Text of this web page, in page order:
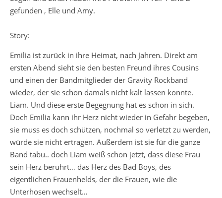
gefunden , Elle und Amy.
Story:
Emilia ist zurück in ihre Heimat, nach Jahren. Direkt am
ersten Abend sieht sie den besten Freund ihres Cousins
und einen der Bandmitglieder der Gravity Rockband
wieder, der sie schon damals nicht kalt lassen konnte.
Liam. Und diese erste Begegnung hat es schon in sich.
Doch Emilia kann ihr Herz nicht wieder in Gefahr begeben,
sie muss es doch schützen, nochmal so verletzt zu werden,
würde sie nicht ertragen. Außerdem ist sie für die ganze
Band tabu.. doch Liam weiß schon jetzt, dass diese Frau
sein Herz berührt… das Herz des Bad Boys, des
eigentlichen Frauenhelds, der die Frauen, wie die
Unterhosen wechselt…